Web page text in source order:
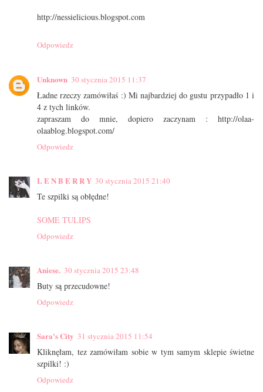
http://nessielicious.blogspot.com
Odpowiedz
Unknown 30 stycznia 2015 11:37
Ładne rzeczy zamówiłaś :) Mi najbardziej do gustu przypadło 1 i
4 z tych linków.
zapraszam do mnie, dopiero zaczynam : http://olaa-
olaablog.blogspot.com/
Odpowiedz
L E N B E R R Y 30 stycznia 2015 21:40
Te szpilki są obłędne!
SOME TULIPS
Odpowiedz
Aniese. 30 stycznia 2015 23:48
Buty są przecudowne!
Odpowiedz
Sara's City 31 stycznia 2015 11:54
Kliknęłam, tez zamówiłam sobie w tym samym sklepie świetne
szpilki! :)
Odpowiedz